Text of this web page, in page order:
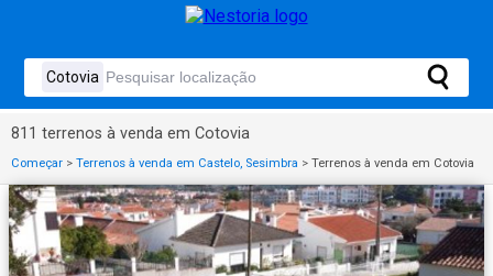
811 terrenos à venda em Cotovia
Começar > Terrenos à venda em Castelo, Sesimbra > Terrenos à venda em Cotovia